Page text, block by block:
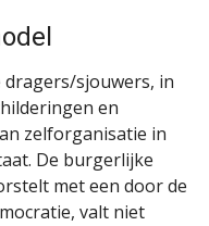
sjouwers, in
en
zelforganisatie in
De burgerlijke
met een door de
valt niet